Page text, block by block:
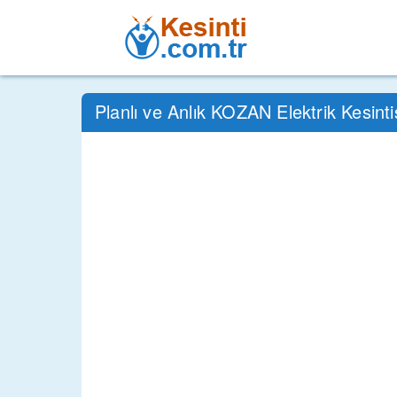
Planlı ve Anlık KOZAN Elektrik